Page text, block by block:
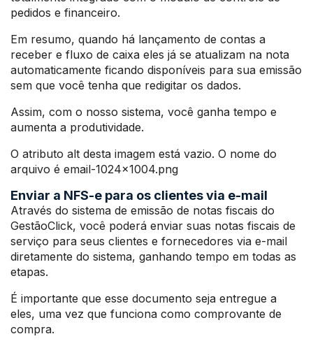
pedidos e financeiro.
Em resumo, quando há lançamento de contas a
receber e fluxo de caixa eles já se atualizam na nota
automaticamente ficando disponíveis para sua emissão
sem que você tenha que redigitar os dados.
Assim, com o nosso sistema, você ganha tempo e
aumenta a produtividade.
O atributo alt desta imagem está vazio. O nome do
arquivo é email-1024×1004.png
Enviar a NFS-e para os clientes via e-mail
Através do sistema de emissão de notas fiscais do
GestãoClick, você poderá enviar suas notas fiscais de
serviço para seus clientes e fornecedores via e-mail
diretamente do sistema, ganhando tempo em todas as
etapas.
É importante que esse documento seja entregue a
eles, uma vez que funciona como comprovante de
compra.